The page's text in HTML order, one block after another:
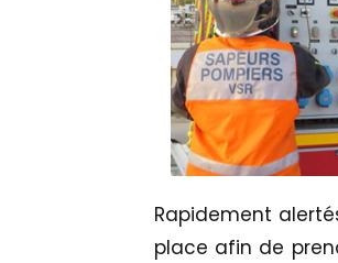
Rapidement
place afin de